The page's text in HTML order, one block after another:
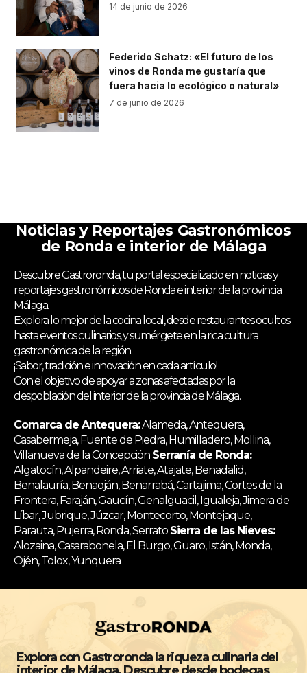
14 de junio de 2026
Federido Schatz: «El futuro de los
vinos de Ronda me gustaría que
fuera hacia lo ecológico o natural»
7 de junio de 2026
Noticias y Reportajes Gastronómicos
de Ronda e interior de Málaga
Descubre Gastroronda, tu portal especializado en noticias y
reportajes gastronómicos de Ronda e interior de la provincia
Málaga.
Explora lo mejor de la cocina local, desde restaurantes ocultos
hasta eventos culinarios, y sumérgete en la rica cultura
gastronómica de la región.
¡Sabor, tradición e innovación en cada artículo!
Con el objetivo de apoyar a zonas afectadas por la
despoblación del interior de la provincia de Málaga.
Comarca de Antequera:Alameda, Antequera,
Casabermeja, Fuente de Piedra, Humilladero, Mollina,
Villanueva de la Concepción Serranía de Ronda:
Algatocín, Alpandeire, Arriate, Atajate, Benadalid,
Benalauría, Benaoján, Benarrabá, Cartajima, Cortes de la
Frontera, Faraján, Gaucín, Genalguacil, Igualeja, Jimera de
Líbar, Jubrique, Júzcar, Montecorto, Montejaque,
Parauta, Pujerra, Ronda, Serrato Sierra de las Nieves:
Alozaina, Casarabonela, El Burgo, Guaro, Istán, Monda,
Ojén, Tolox, Yunquera
Explora con Gastroronda la riqueza culinaria del